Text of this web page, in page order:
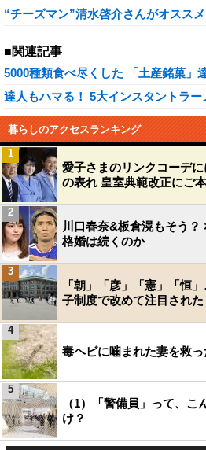
“チーズマン”清水啓介さんがオスス
■関連記事
5000種類食べ尽くした 「土産銘菓」
達人もハマる！ 5大インスタントラ
暮らしのアクセスランキング
愛子さまのリンクコーデ
の表れ 皇室典範改正にご
1
川口春奈&板倉滉もそう？
格婚は続くのか
2
「朝」「彦」「憲」「恒
子制度で改めて注目された
3
毒ヘビに噛まれた妻を救
4
（1）「警備員」って、
け？
5